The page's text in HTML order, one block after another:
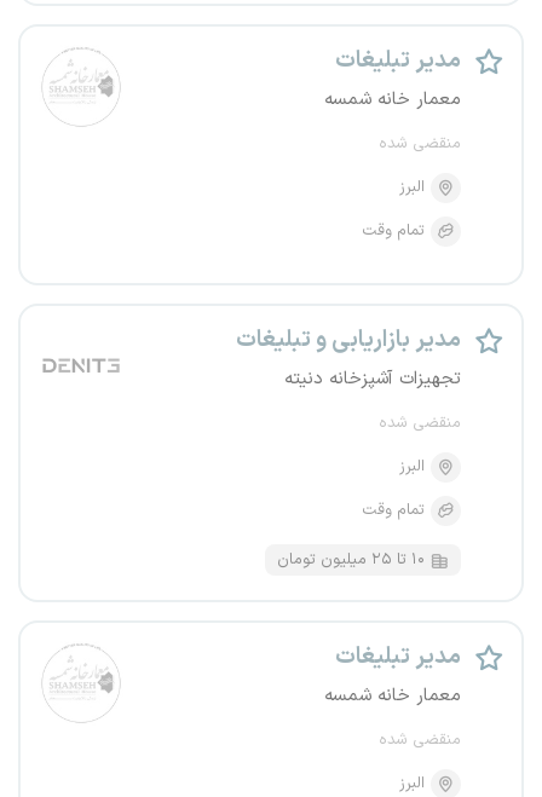
مدیر تبلیغات
معمار خانه شمسه
منقضی شده
البرز
تمام وقت
مدیر بازاریابی و تبلیغات
تجهیزات آشپزخانه دنیته
منقضی شده
البرز
تمام وقت
۱۰ تا ۲۵ میلیون تومان
مدیر تبلیغات
معمار خانه شمسه
منقضی شده
البرز